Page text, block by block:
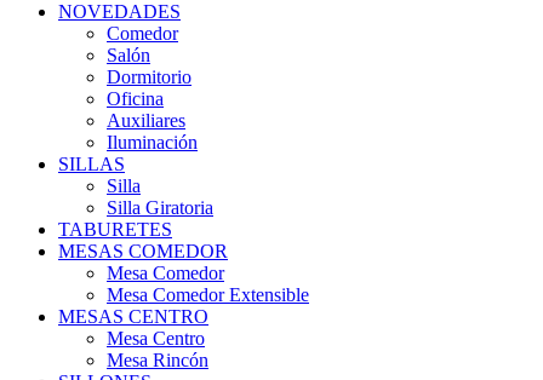
NOVEDADES
Comedor
Salón
Dormitorio
Oficina
Auxiliares
Iluminación
SILLAS
Silla
Silla Giratoria
TABURETES
MESAS COMEDOR
Mesa Comedor
Mesa Comedor Extensible
MESAS CENTRO
Mesa Centro
Mesa Rincón